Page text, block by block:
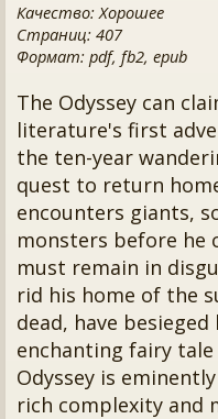
Качество: Хорошее
Страниц: 407
Формат: pdf, fb2, epub
The Odyssey can
literature's first
the ten-year
quest to return
encounters giants,
monsters before he
must remain in
rid his home of the
dead, have
enchanting fairy
Odyssey is
rich complexity and